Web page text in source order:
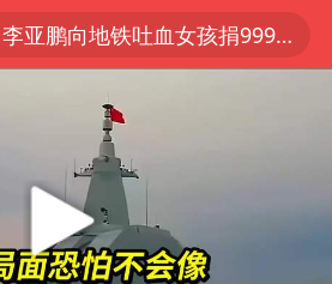
李亚鹏向地铁吐血女孩捐99999元
服务提质，内需扩容有保障
官方通报传销头目出狱办书院
米兰1-1国米
台风白海豚或在华东沿海登陆